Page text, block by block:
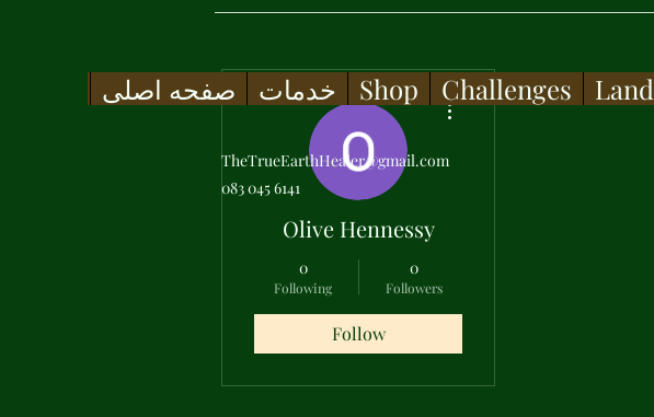
صفحه اصلی خدمات Shop Challenges
TheTrueEarthHealer@gmail.com
083 045 6141
Olive Hennessy
0
Followers
0
Following
Follow
More actions